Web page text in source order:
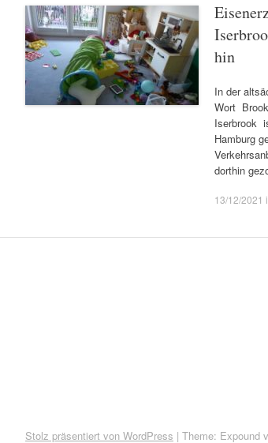
hin
In der
Wort
Iserbrook
Hamburg
dorthin
13/12/2021
Stolz präsentiert von WordPress | Theme: Expound